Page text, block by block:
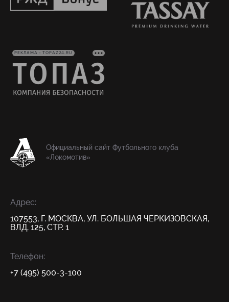
РЕКЛАМА • TOPAZ24.RU
Официальный сайт Футбольного клуба
«Локомотив»
Адрес:
107553, Г. МОСКВА, УЛ. БОЛЬШАЯ ЧЕРКИЗОВСКАЯ,
ВЛД. 125, СТР. 1
Телефон:
+7 (495) 500-3-100